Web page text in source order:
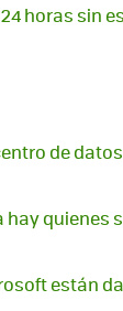
horas sin
de
hay quienes
están